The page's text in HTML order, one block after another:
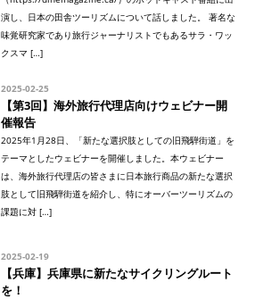
演し、日本の田舎ツーリズムについて話しました。 著名な
味覚研究家であり旅行ジャーナリストでもあるサラ・ワッ
クスマ […]
2025-02-25
【第3回】海外旅行代理店向けウェビナー開
催報告
2025年1月28日、「新たな選択肢としての旧飛騨街道」を
テーマとしたウェビナーを開催しました。本ウェビナー
は、海外旅行代理店の皆さまに日本旅行商品の新たな選択
肢として旧飛騨街道を紹介し、特にオーバーツーリズムの
課題に対 […]
2025-02-19
【兵庫】兵庫県に新たなサイクリングルート
を！